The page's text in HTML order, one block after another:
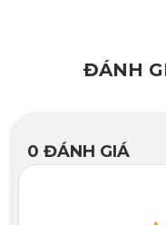
ĐÁNH
0 ĐÁNH GIÁ